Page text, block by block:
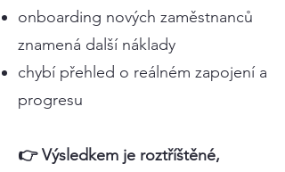
onboarding nových zaměstnanců
znamená další náklady
chybí přehled o reálném zapojení a
progresu
👉 Výsledkem je roztříštěné,